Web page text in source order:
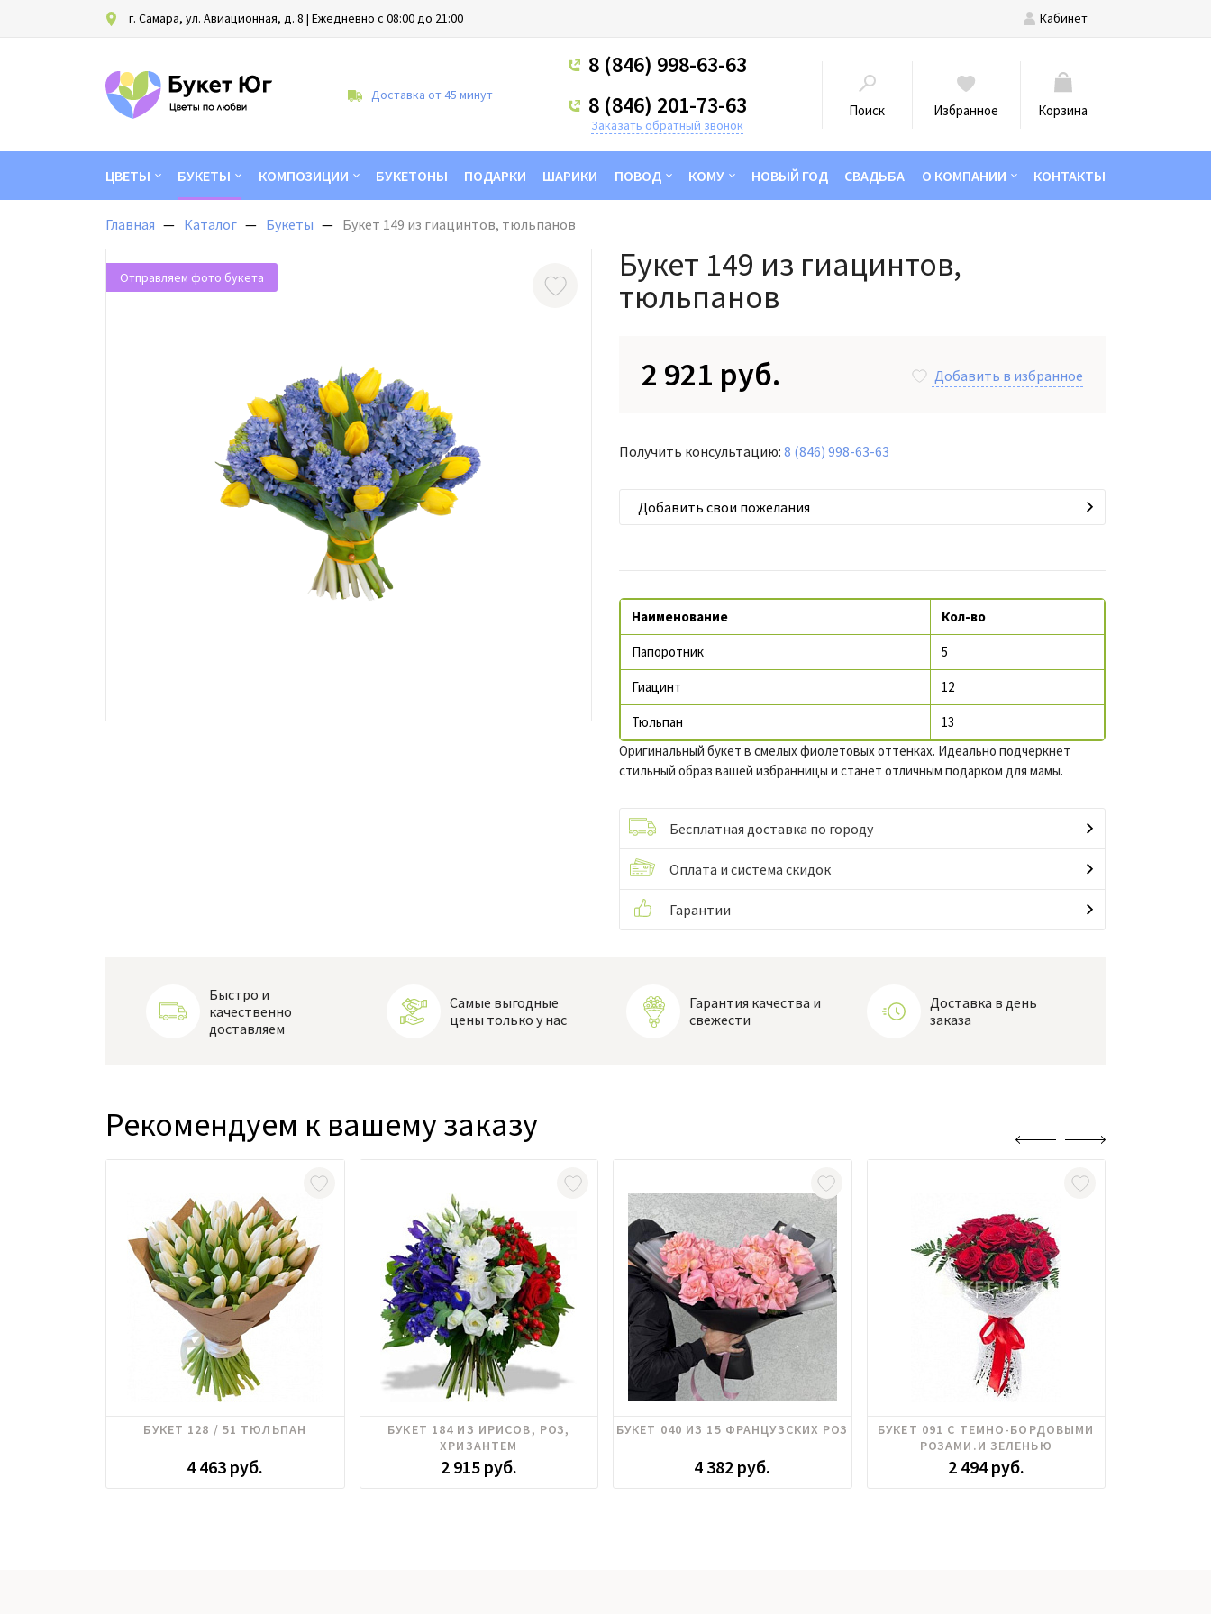
г. Самара, ул. Авиационная, д. 8 | Ежедневно с 08:00 до 21:00 Кабинет
Доставка от 45 минут
8 (846) 998-63-63
8 (846) 201-73-63
Заказать обратный звонок
Поиск Избранное Корзина
ЦВЕТЫ БУКЕТЫ КОМПОЗИЦИИ БУКЕТОНЫ ПОДАРКИ ШАРИКИ ПОВОД КОМУ НОВЫЙ ГОД СВАДЬБА О КОМПАНИИ КОНТАКТЫ
Главная Каталог Букеты Букет 149 из гиацинтов, тюльпанов
Отправляем фото букета
Букет 149 из гиацинтов,
тюльпанов
2 921 руб.
Добавить в избранное
Получить консультацию: 8 (846) 998-63-63
Добавить свои пожелания
Наименование Кол-во
Папоротник 5
Гиацинт 12
Тюльпан
13
Оригинальный букет в смелых фиолетовых оттенках. Идеально подчеркнет
стильный образ вашей избранницы и станет отличным подарком для мамы.
Бесплатная доставка по городу
Оплата и система скидок
Гарантии
Быстро и
качественно
доставляем
Самые выгодные
цены только у нас
Гарантия качества и
свежести
Доставка в день
заказа
Рекомендуем к вашему заказу
Тюльпаны
БУКЕТ 128 / 51 ТЮЛЬПАН
4 463 руб.
Гиперикум, Ирисы, Розы российские,
Хризантема, Эустома
БУКЕТ 184 ИЗ ИРИСОВ, РОЗ,
ХРИЗАНТЕМ
2 915 руб.
Розы эквадор
БУКЕТ 040 ИЗ 15 ФРАНЦУЗСКИХ РОЗ
4 382 руб.
Розы российские
БУКЕТ 091 С ТЕМНО-БОРДОВЫМИ
РОЗАМИ.И ЗЕЛЕНЬЮ
2 494 руб.